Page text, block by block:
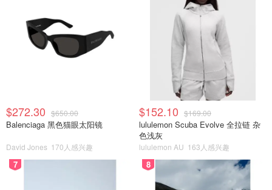
$272.30 $650.00
Balenciaga 黑色猫眼太阳镜
David Jones 170人感兴趣
$152.10 $169.00
lululemon Scuba Evolve 全拉链 杂
色浅灰
lululemon AU 163人感兴趣
7 8